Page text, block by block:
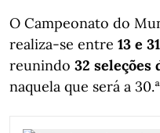
O Campeonato do
realiza-se entre 13 e
reunindo 32 seleções
naquela que será a